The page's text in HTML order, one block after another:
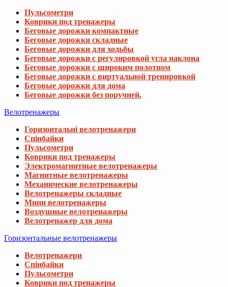
Пульсометри
Коврики под тренажеры
Беговые дорожки компактные
Беговые дорожки складные
Беговые дорожки для ходьбы
Беговые дорожки с регулировкой угла наклона
Беговые дорожки с широким полотном
Беговые дорожки с виртуальной тренировкой
Беговые дорожки для дома
Беговые дорожки без поручней.
Велотренажеры
Горизонтальні велотренажери
Спінбайки
Пульсометри
Коврики под тренажеры
Электромагнитные велотренажеры
Магнитные велотренажеры
Механические велотренажеры
Велотренажеры складные
Мини велотренажеры
Воздушные велотренажеры
Велотренажер для дома
Горизонтальные велотренажеры
Велотренажери
Спінбайки
Пульсометри
Коврики под тренажеры